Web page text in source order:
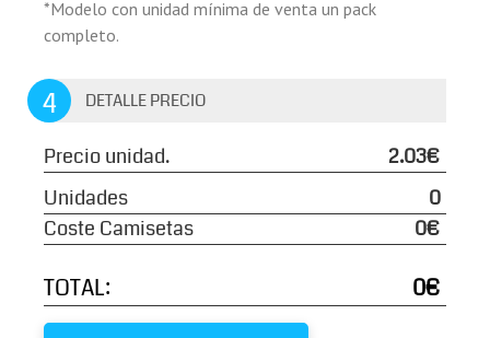
*Modelo con unidad mínima de venta un pack
completo.
4 DETALLE PRECIO
Precio unidad.
2.03€
Unidades
0
Coste Camisetas
0€
TOTAL: 0€